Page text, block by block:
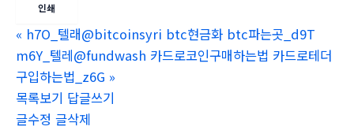
인쇄
« h7O_텔래@bitcoinsyri btc현금화 btc파는곳_d9T
m6Y_텔레@fundwash 카드로코인구매하는법 카드로테더
구입하는법_z6G »
목록보기 답글쓰기
글수정 글삭제